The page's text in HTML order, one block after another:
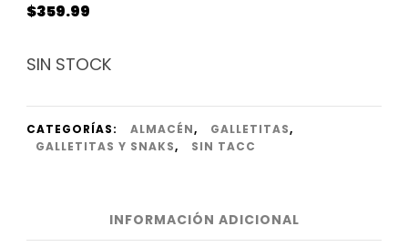
$359.99
SIN STOCK
CATEGORÍAS: ALMACÉN, GALLETITAS,
GALLETITAS Y SNAKS, SIN TACC
INFORMACIÓN ADICIONAL